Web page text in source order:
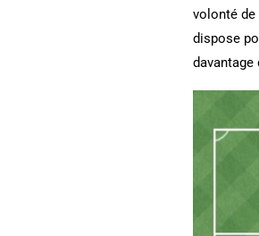
volonté de
dispose
davantage